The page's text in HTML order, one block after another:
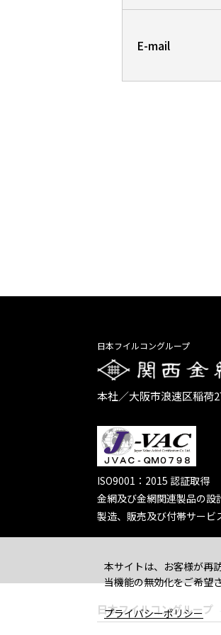
本サイトは、お客様が再
当機能の無効化をご希望
プライバシーポリシー
E-mail
日本フイルコングループ
本社／大阪市浪速区稲荷
ISO9001：2015 認証取得
金網及び金網関連製品の設
製造、販売及び付帯サービ
日本フイルコングループ